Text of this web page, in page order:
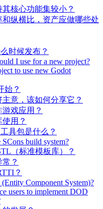
核心功能集较小？
纵横比，资产应做哪些处
时候发布？
I use for a new project?
to use new Godot
始？
意，该如何分享它？
戏应用？
用？
具包是什么？
build system?
（标准模板库）？
？
？
Component System)?
users to implement DOD